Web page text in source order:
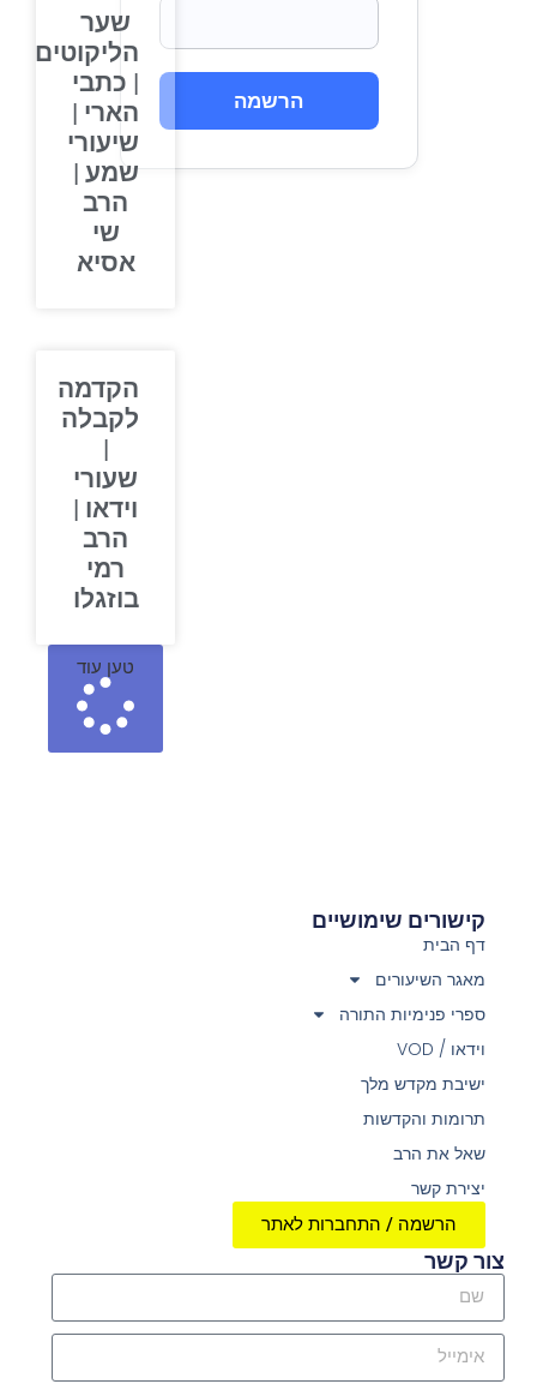
הרשמה
שער
הליקוטים
| כתבי
הארי |
שיעורי
שמע |
הרב
שי
אסיא
הקדמה
לקבלה
שעורי
וידאו |
הרב
רמי
בוזגלו
טען עוד
קישורים שימושיים
דף הבית
מאגר השיעורים
ספרי פנימיות התורה
וידאו / VOD
ישיבת מקדש מלך
תרומות והקדשות
שאל את הרב
יצירת קשר
הרשמה / התחברות לאתר
צור קשר